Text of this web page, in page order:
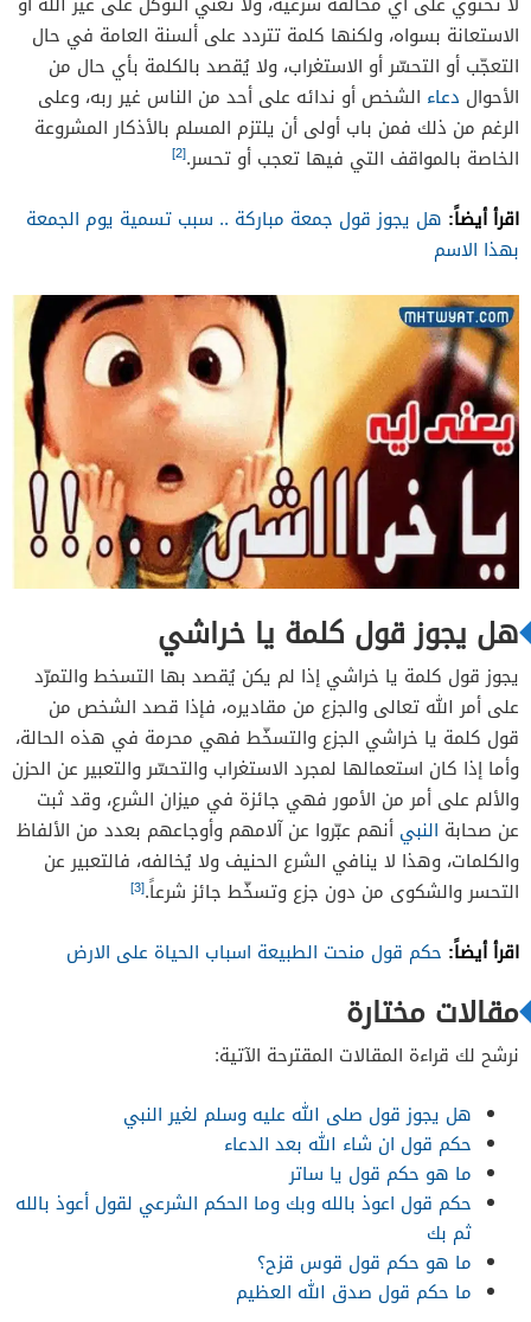
الاستعانة بسواه، ولكنها كلمة تتردد على ألسنة العامة في حال
التعجّب أو التحسّر أو الاستغراب، ولا يُقصد بالكلمة بأي حال من
الأحوال دعاء الشخص أو ندائه على أحد من الناس غير ربه، وعلى
الرغم من ذلك فمن باب أولى أن يلتزم المسلم بالأذكار المشروعة
الخاصة بالمواقف التي فيها تعجب أو تحسر.[2]
اقرأ أيضاً: هل يجوز قول جمعة مباركة .. سبب تسمية يوم الجمعة
بهذا الاسم
هل يجوز قول كلمة يا خراشي
يجوز قول كلمة يا خراشي إذا لم يكن يُقصد بها التسخط والتمرّد
على أمر الله تعالى والجزع من مقاديره، فإذا قصد الشخص من
قول كلمة يا خراشي الجزع والتسخّط فهي محرمة في هذه الحالة،
وأما إذا كان استعمالها لمجرد الاستغراب والتحسّر والتعبير عن الحزن
والألم على أمر من الأمور فهي جائزة في ميزان الشرع، وقد ثبت
عن صحابة النبي أنهم عبّروا عن آلامهم وأوجاعهم بعدد من الألفاظ
والكلمات، وهذا لا ينافي الشرع الحنيف ولا يُخالفه، فالتعبير عن
التحسر والشكوى من دون جزع وتسخّط جائز شرعاً.[3]
اقرأ أيضاً: حكم قول منحت الطبيعة اسباب الحياة على الارض
مقالات مختارة
نرشح لك قراءة المقالات المقترحة الآتية:
هل يجوز قول صلى الله عليه وسلم لغير النبي
حكم قول ان شاء الله بعد الدعاء
ما هو حكم قول يا ساتر
حكم قول اعوذ بالله وبك وما الحكم الشرعي لقول أعوذ بالله
ثم بك
ما هو حكم قول قوس قزح؟
ما حكم قول صدق الله العظيم